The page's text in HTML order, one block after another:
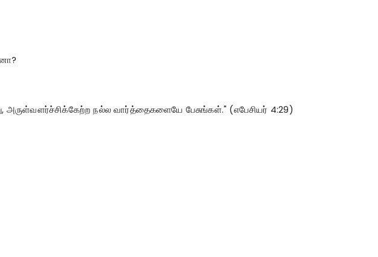
அருள்வளர்ச்சிக்கேற்ற நல்ல வார்த்தைகளையே பேசுங்கள்." (எபேசியர் 4:29)